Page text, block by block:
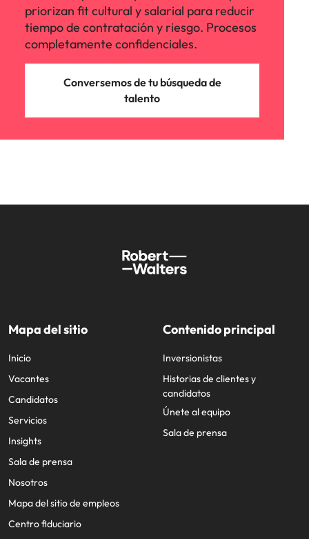
priorizan fit cultural y salarial para reducir
tiempo de contratación y riesgo. Procesos
completamente confidenciales.
Conversemos de tu búsqueda de
talento
Mapa del sitio
Inicio
Vacantes
Candidatos
Servicios
Insights
Sala de prensa
Nosotros
Mapa del sitio de empleos
Centro fiduciario
Contenido principal
Inversionistas
Historias de clientes y
candidatos
Únete al equipo
Sala de prensa